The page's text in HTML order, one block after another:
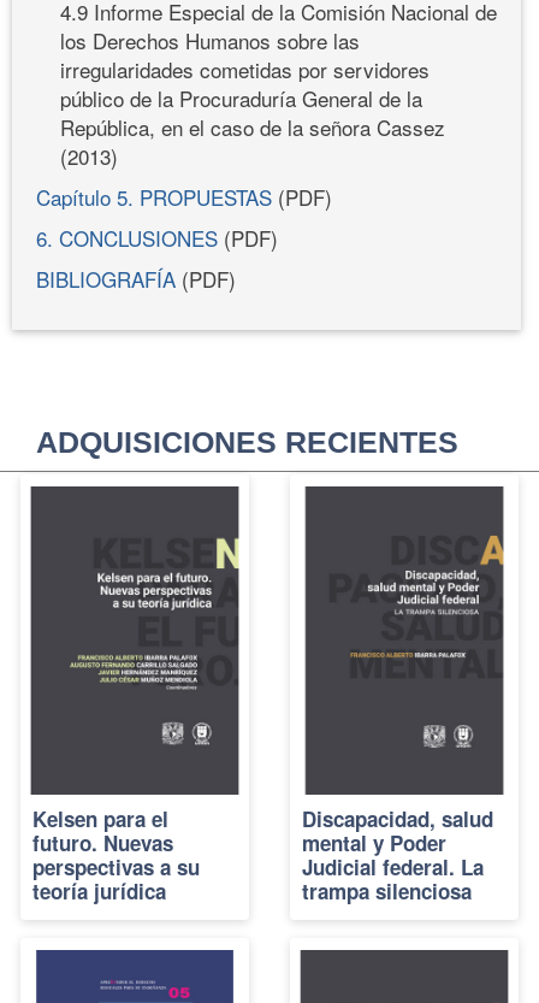
4.9 Informe Especial de la Comisión Nacional de
los Derechos Humanos sobre las
irregularidades cometidas por servidores
público de la Procuraduría General de la
República, en el caso de la señora Cassez
(2013)
Capítulo 5. PROPUESTAS (PDF)
6. CONCLUSIONES (PDF)
BIBLIOGRAFÍA (PDF)
ADQUISICIONES RECIENTES
Kelsen para el
futuro. Nuevas
perspectivas a su
teoría jurídica
Discapacidad, salud
mental y Poder
Judicial federal. La
trampa silenciosa